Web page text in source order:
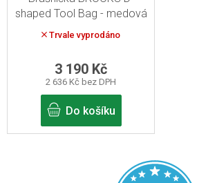
shaped Tool Bag - medová
Trvale vyprodáno
2 636 Kč bez DPH
3 190 Kč
Do košíku